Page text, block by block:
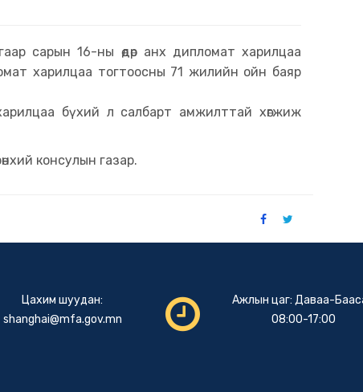
сарын 16-ны өдөр анх дипломат харилцаа
харилцаа тогтоосны 71 жилийн ойн баяр
бүхий л салбарт амжилттай хөгжиж
консулын газар.
Цахим шуудан:
shanghai@mfa.gov.mn
Ажлын цаг: Даваа-
08:00-17:00